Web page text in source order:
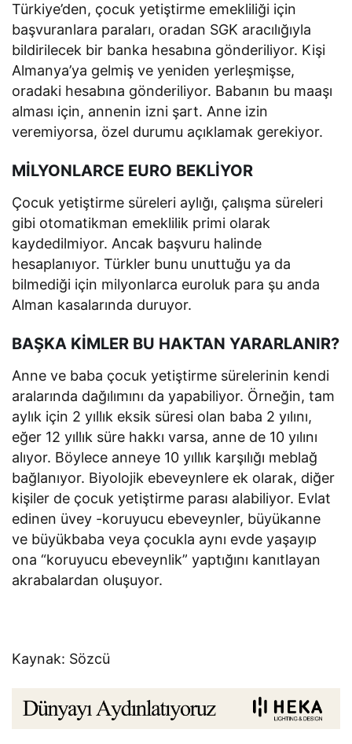
Türkiye’den, çocuk yetiştirme emekliliği için
başvuranlara paraları, oradan SGK aracılığıyla
bildirilecek bir banka hesabına gönderiliyor. Kişi
Almanya’ya gelmiş ve yeniden yerleşmişse,
oradaki hesabına gönderiliyor. Babanın bu maaşı
alması için, annenin izni şart. Anne izin
veremiyorsa, özel durumu açıklamak gerekiyor.
MİLYONLARCE EURO BEKLİYOR
Çocuk yetiştirme süreleri aylığı, çalışma süreleri
gibi otomatikman emeklilik primi olarak
kaydedilmiyor. Ancak başvuru halinde
hesaplanıyor. Türkler bunu unuttuğu ya da
bilmediği için milyonlarca euroluk para şu anda
Alman kasalarında duruyor.
BAŞKA KİMLER BU HAKTAN YARARLANIR?
Anne ve baba çocuk yetiştirme sürelerinin kendi
aralarında dağılımını da yapabiliyor. Örneğin, tam
aylık için 2 yıllık eksik süresi olan baba 2 yılını,
eğer 12 yıllık süre hakkı varsa, anne de 10 yılını
alıyor. Böylece anneye 10 yıllık karşılığı meblağ
bağlanıyor. Biyolojik ebeveynlere ek olarak, diğer
kişiler de çocuk yetiştirme parası alabiliyor. Evlat
edinen üvey -koruyucu ebeveynler, büyükanne
ve büyükbaba veya çocukla aynı evde yaşayıp
ona “koruyucu ebeveynlik” yaptığını kanıtlayan
akrabalardan oluşuyor.
Kaynak: Sözcü